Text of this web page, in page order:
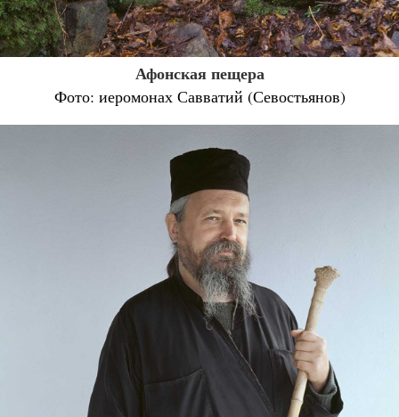
Афонская пещера
Фото: иеромонах Савватий (Севостьянов)